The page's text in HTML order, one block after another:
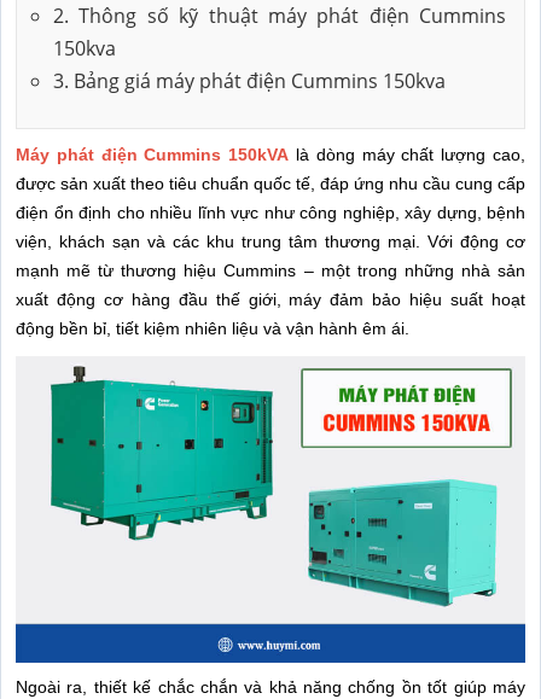
2. Thông số kỹ thuật máy phát điện Cummins
150kva
3. Bảng giá máy phát điện Cummins 150kva
Máy phát điện Cummins 150kVA là dòng máy chất lượng cao,
được sản xuất theo tiêu chuẩn quốc tế, đáp ứng nhu cầu cung cấp
điện ổn định cho nhiều lĩnh vực như công nghiệp, xây dựng, bệnh
viện, khách sạn và các khu trung tâm thương mại. Với động cơ
mạnh mẽ từ thương hiệu Cummins – một trong những nhà sản
xuất động cơ hàng đầu thế giới, máy đảm bảo hiệu suất hoạt
động bền bỉ, tiết kiệm nhiên liệu và vận hành êm ái.
Ngoài ra, thiết kế chắc chắn và khả năng chống ồn tốt giúp máy